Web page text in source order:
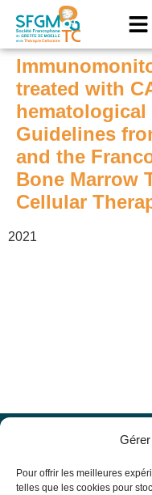
Pour offrir les meilleures
telles que les cookies pour
treated with
Guidelines
and the
Bone Marrow
Cellular
2021
Actualités
Agenda